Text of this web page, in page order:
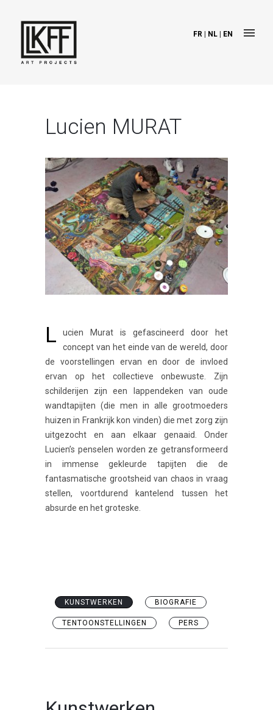
FR NL EN
Lucien MURAT
L
ucien Murat is gefascineerd door het
concept van het einde van de wereld, door
de voorstellingen ervan en door de invloed
ervan op het collectieve onbewuste. Zijn
schilderijen zijn een lappendeken van oude
wandtapijten (die men in alle grootmoeders
huizen in Frankrijk kon vinden) die met zorg zijn
uitgezocht en aan elkaar genaaid. Onder
Lucien’s penselen worden ze getransformeerd
in immense gekleurde tapijten die de
fantasmatische grootsheid van chaos in vraag
stellen, voortdurend kantelend tussen het
absurde en het groteske.
KUNSTWERKEN BIOGRAFIE
TENTOONSTELLINGEN PERS